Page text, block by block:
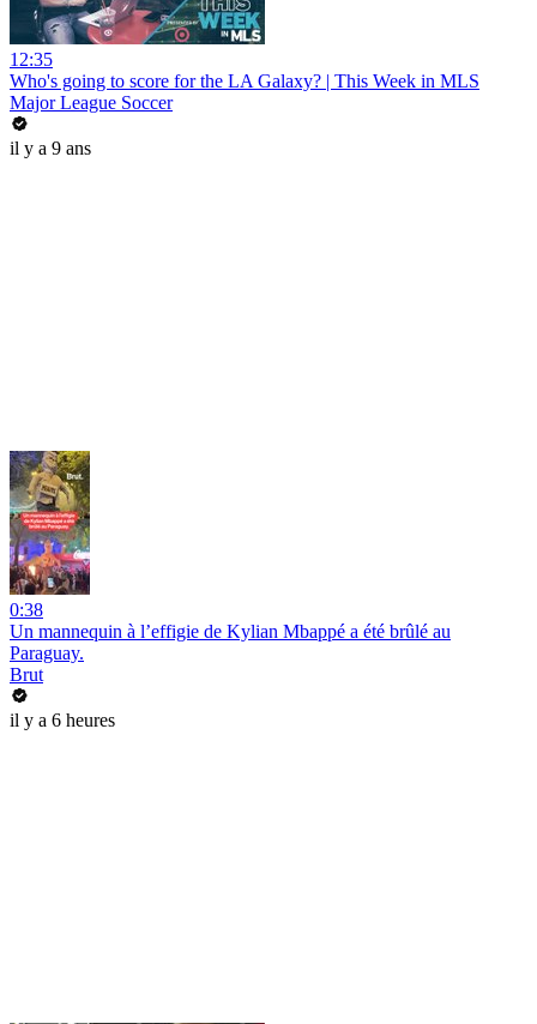
12:35
Who's going to score for the LA Galaxy? | This Week in MLS
Major League Soccer
il y a 9 ans
0:38
Un mannequin à l’effigie de Kylian Mbappé a été brûlé au
Paraguay.
Brut
il y a 6 heures